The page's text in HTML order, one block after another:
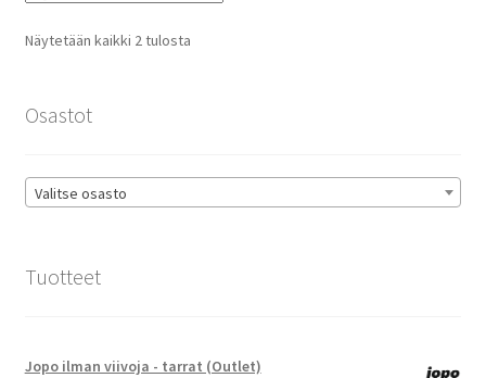
Näytetään kaikki 2 tulostaSuosituimmat
Osastot
Valitse osasto
Tuotteet
Jopo ilman viivoja - tarrat (Outlet)